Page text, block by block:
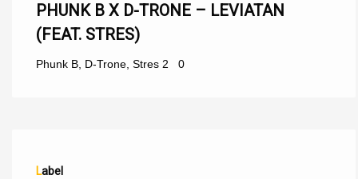
PHUNK B X D-TRONE – LEVIATAN
(FEAT. STRES)
Phunk B, D-Trone,Stres 2 0
Label